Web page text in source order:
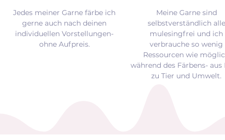
Jedes meiner Garne färbe ich
gerne auch nach deinen
individuellen Vorstellungen-
ohne Aufpreis.
Meine Garne sind
selbstverständlich alle
mulesingfrei und ich
verbrauche so wenig
Ressourcen wie
während des Färbens- aus
zu Tier und Umwelt.